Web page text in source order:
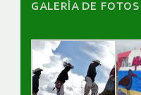
GALERÌA DE FOTOS